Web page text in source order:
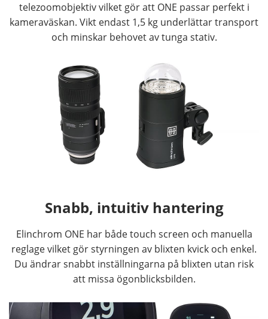
telezoomobjektiv vilket gör att ONE passar perfekt i
kameraväskan. Vikt endast 1,5 kg underlättar transport
och minskar behovet av tunga stativ.
Snabb, intuitiv hantering
Elinchrom ONE har både touch screen och manuella
reglage vilket gör styrningen av blixten kvick och enkel.
Du ändrar snabbt inställningarna på blixten utan risk
att missa ögonblicksbilden.